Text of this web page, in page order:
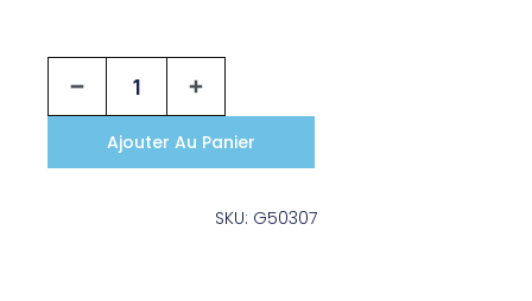
Ajouter Au Panier
SKU: G50307